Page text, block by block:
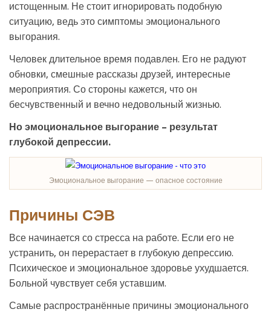
истощенным. Не стоит игнорировать подобную
ситуацию, ведь это симптомы эмоционального
выгорания.
Человек длительное время подавлен. Его не радуют
обновки, смешные рассказы друзей, интересные
мероприятия. Со стороны кажется, что он
бесчувственный и вечно недовольный жизнью.
Но эмоциональное выгорание – результат
глубокой депрессии.
Эмоциональное выгорание — опасное состояние
Причины СЭВ
Все начинается со стресса на работе. Если его не
устранить, он перерастает в глубокую депрессию.
Психическое и эмоциональное здоровье ухудшается.
Больной чувствует себя уставшим.
Самые распространённые причины эмоционального